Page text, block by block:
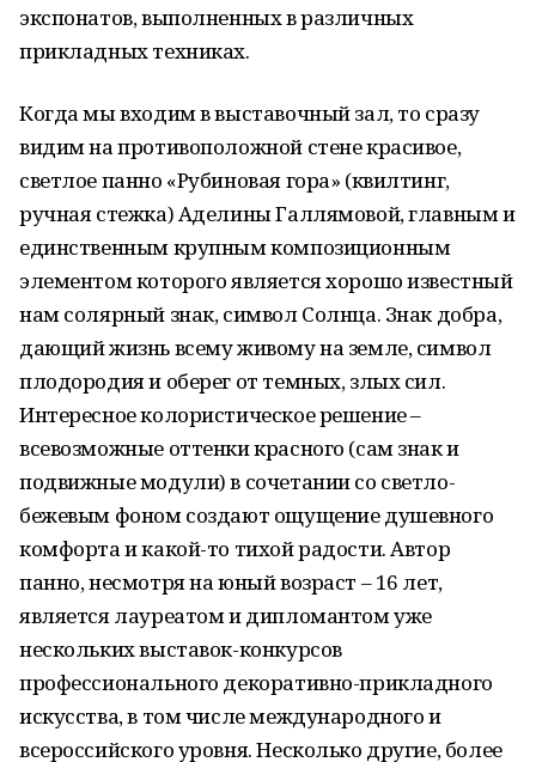
экспонатов, выполненных в различных
прикладных техниках.
Когда мы входим в выставочный зал, то сразу
видим на противоположной стене красивое,
светлое панно «Рубиновая гора» (квилтинг,
ручная стежка) Аделины Галлямовой, главным и
единственным крупным композиционным
элементом которого является хорошо известный
нам солярный знак, символ Солнца. Знак добра,
дающий жизнь всему живому на земле, символ
плодородия и оберег от темных, злых сил.
Интересное колористическое решение –
всевозможные оттенки красного (сам знак и
подвижные модули) в сочетании со светло-
бежевым фоном создают ощущение душевного
комфорта и какой-то тихой радости. Автор
панно, несмотря на юный возраст – 16 лет,
является лауреатом и дипломантом уже
нескольких выставок-конкурсов
профессионального декоративно-прикладного
искусства, в том числе международного и
всероссийского уровня. Несколько другие, более